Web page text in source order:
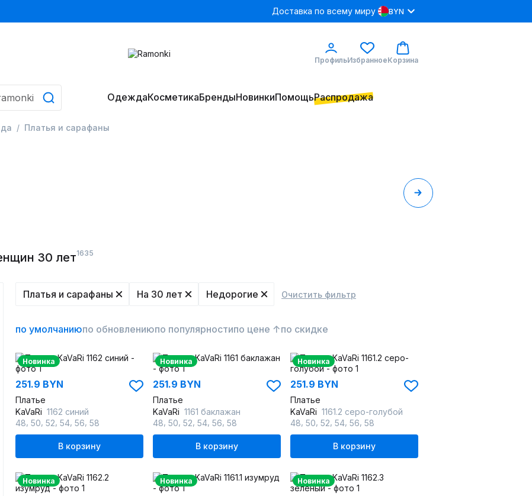
Доставка по всему миру BYN
ПрофильИзбранноеКорзина
ОдеждаКосметикаБрендыНовинкиПомощьРаспродажа
Платья и сарафаны
30 лет1635
Платья и сарафаны На 30 лет Недорогие Очистить фильтр
по умолчаниюпо обновлениюпо популярностипо цене ↑по скидке
Новинка
251.9 BYN
Платье
KaVaRi 1162 синий
48 50 52 54 56 58
В корзину
Новинка
251.9 BYN
Платье
KaVaRi 1161 баклажан
48 50 52 54 56 58
В корзину
Новинка
251.9 BYN
Платье
KaVaRi 1161.2 серо-голубой
48 50 52 54 56 58
В корзину
Новинка Новинка Новинка